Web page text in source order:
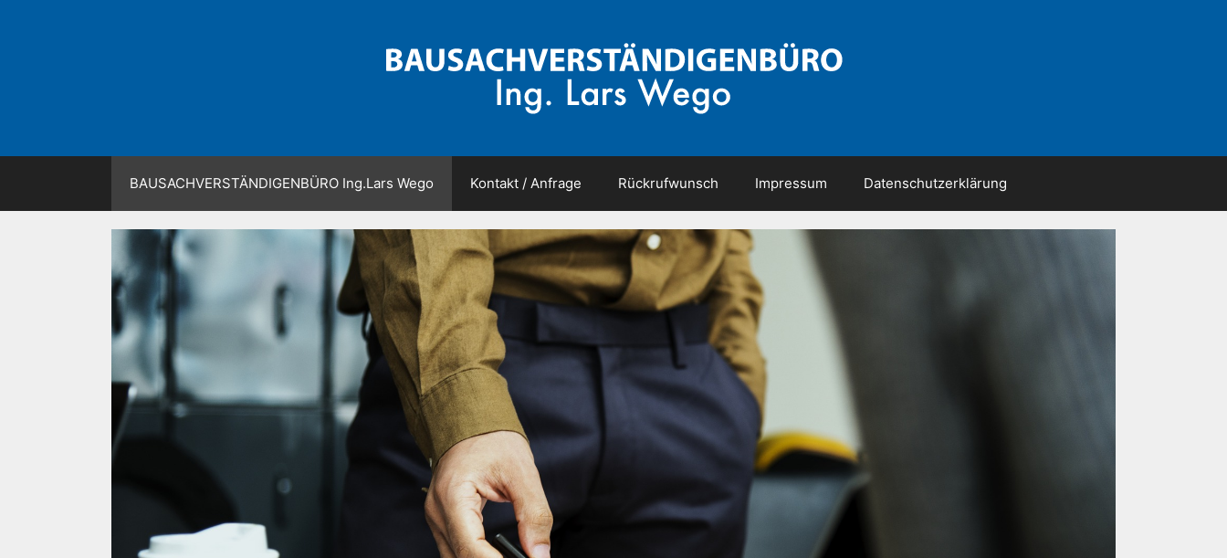
BAUSACHVERSTÄNDIGENBÜRO Ing.Lars Wego Kontakt / Anfrage Rückrufwunsch Impressum Datenschutzerklärung